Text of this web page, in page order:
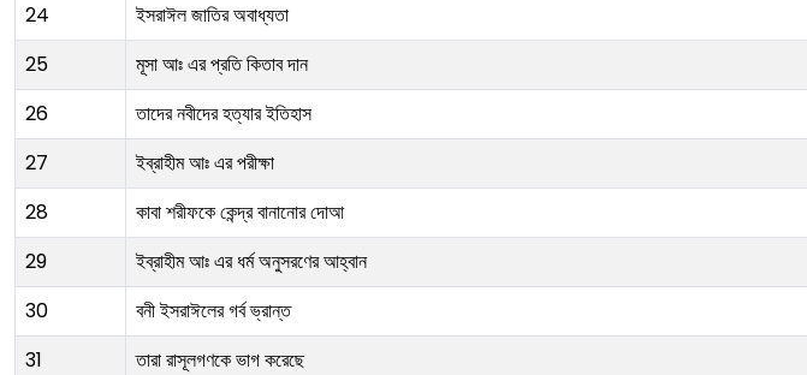
24
ইসরাঈল জাতির অবাধ্যতা
25
মূসা আঃ এর প্রতি কিতাব দান
26
তাদের নবীদের হত্যার ইতিহাস
27
ইব্রাহীম আঃ এর পরীক্ষা
28
কাবা শরীফকে কেন্দ্র বানানোর দোআ
29
ইব্রাহীম আঃ এর ধর্ম অনুসরণের আহ্বান
30
বনী ইসরাঈলের গর্ব ভ্রান্ত
31
তারা রাসূলগণকে ভাগ করেছে